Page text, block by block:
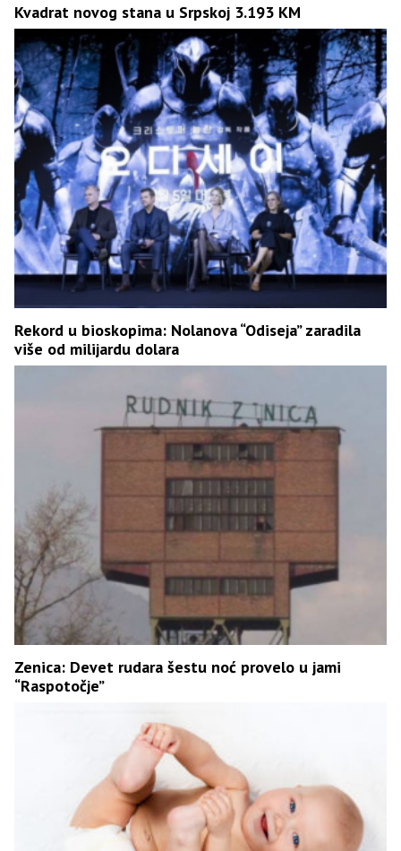
Kvadrat novog stana u Srpskoj 3.193 KM
Rekord u bioskopima: Nolanova “Odiseja” zaradila
više od milijardu dolara
Zenica: Devet rudara šestu noć provelo u jami
“Raspotočje”